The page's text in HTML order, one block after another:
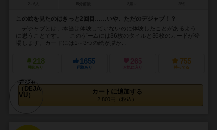
この絵を見たのはきっと2回目……いや、ただのデジャブ！？
デジャブとは、本当は体験していないのに体験したことがあるよう
に思うことです。 このゲームには36枚のタイルと36枚のカードが登
場します。カードには1～3つの絵が描か...
218
興味あり
1655
経験あり
265
お気に入り
755
持ってる
カートに追加する
2,800円（税込）